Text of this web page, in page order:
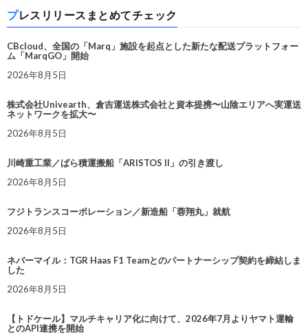
プレスリリースまとめてチェック
CBcloud、全国の「Marq」施設を起点とした新たな配送プラットフォー
ム「MarqGO」開始
2026年8月5日
株式会社Univearth、倉吉運送株式会社と資本提携〜山陰エリアへ実運送
ネットワークを拡大〜
2026年8月5日
川崎重工業／ばら積運搬船「ARISTOS II」の引き渡し
2026年8月5日
フジトランスコーポレーション／新造船「蓉翔丸」就航
2026年8月5日
ネバーマイル：TGR Haas F1 Teamとのパートナーシップ契約を締結しま
した
2026年8月5日
【トドケール】マルチキャリア化に向けて、2026年7月よりヤマト運輸
とのAPI連携を開始